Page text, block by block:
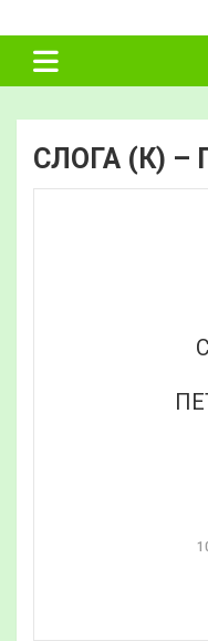
to
content
САВЕЗ
СЛОГА (К) –